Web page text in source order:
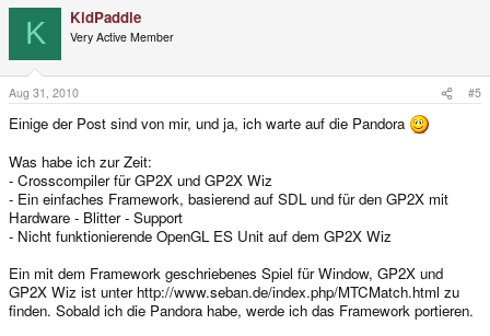
K KidPaddle
Very Active Member
Aug 31, 2010 #5
Einige der Post sind von mir, und ja, ich warte auf die Pandora
Was habe ich zur Zeit:
- Crosscompiler für GP2X und GP2X Wiz
- Ein einfaches Framework, basierend auf SDL und für den GP2X mit
Hardware - Blitter - Support
- Nicht funktionierende OpenGL ES Unit auf dem GP2X Wiz
Ein mit dem Framework geschriebenes Spiel für Window, GP2X und
GP2X Wiz ist unter http://www.seban.de/index.php/MTCMatch.html zu
finden. Sobald ich die Pandora habe, werde ich das Framework portieren.